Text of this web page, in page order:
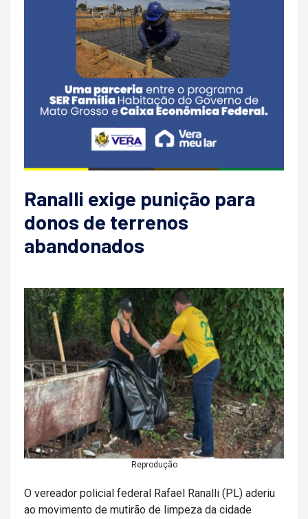
Ranalli exige punição para
donos de terrenos
abandonados
Reprodução
O vereador policial federal Rafael Ranalli (PL) aderiu
ao movimento de mutirão de limpeza da cidade